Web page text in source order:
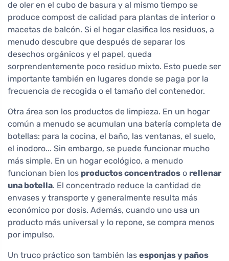
de oler en el cubo de basura y al mismo tiempo se
produce compost de calidad para plantas de interior o
macetas de balcón. Si el hogar clasifica los residuos, a
menudo descubre que después de separar los
desechos orgánicos y el papel, queda
sorprendentemente poco residuo mixto. Esto puede ser
importante también en lugares donde se paga por la
frecuencia de recogida o el tamaño del contenedor.
Otra área son los productos de limpieza. En un hogar
común a menudo se acumulan una batería completa de
botellas: para la cocina, el baño, las ventanas, el suelo,
el inodoro... Sin embargo, se puede funcionar mucho
más simple. En un hogar ecológico, a menudo
funcionan bien los productos concentrados o rellenar
una botella. El concentrado reduce la cantidad de
envases y transporte y generalmente resulta más
económico por dosis. Además, cuando uno usa un
producto más universal y lo repone, se compra menos
por impulso.
Un truco práctico son también las esponjas y paños